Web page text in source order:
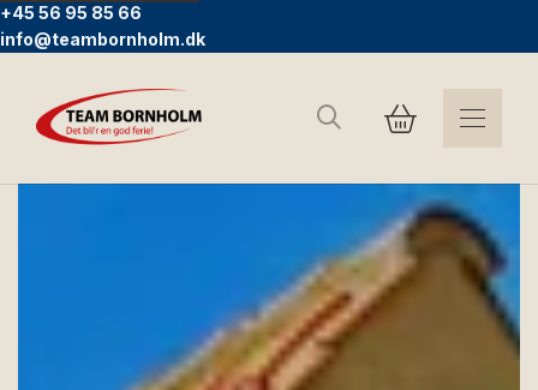
+45 56 95 85 66
info@teambornholm.dk
Suchen